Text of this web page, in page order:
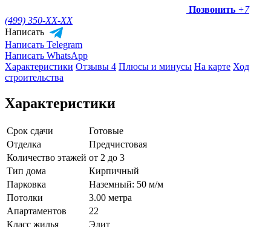
Позвонить +7
(499) 350-XX-XX
Написать
Написать Telegram
Написать WhatsApp
Характеристики Отзывы 4 Плюсы и минусы На карте Ход
строительства
Характеристики
Срок сдачи
Готовые
Отделка
Предчистовая
Количество этажей от 2 до 3
Тип дома
Кирпичный
Парковка
Наземный: 50 м/м
Потолки
3.00 метра
Апартаментов
22
Класс жилья
Элит